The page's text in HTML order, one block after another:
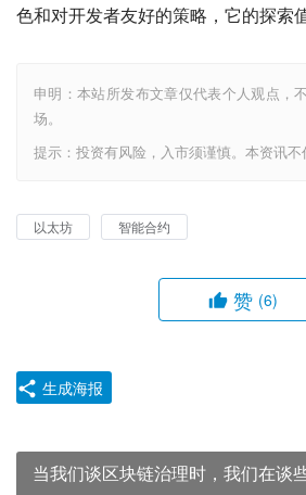
色和对开发者友好的策略，它的探索
申明：本站所发布文章仅代表个人观点，
场。
提示：投资有风险，入市须谨慎。本资讯不
以太坊 智能合约
赞 (6)
生成海报
当我们谈区块链治理时，我们在谈